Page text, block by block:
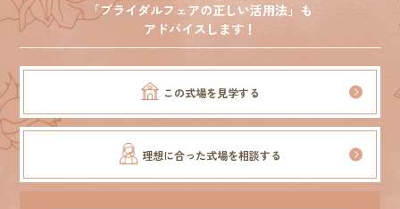
「ブライダルフェアの正しい活用法」も
アドバイスします！
この式場を見学する
理想に合った式場を相談する